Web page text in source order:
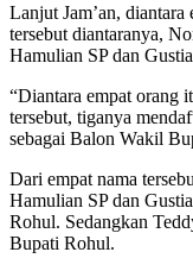
Lanjut Jam’an,
tersebut diantaranya,
Hamulian SP dan
“Diantara empat orang
tersebut, tiganya
sebagai Balon Wakil
Dari empat nama
Hamulian SP dan
Rohul. Sedangkan
Bupati Rohul.